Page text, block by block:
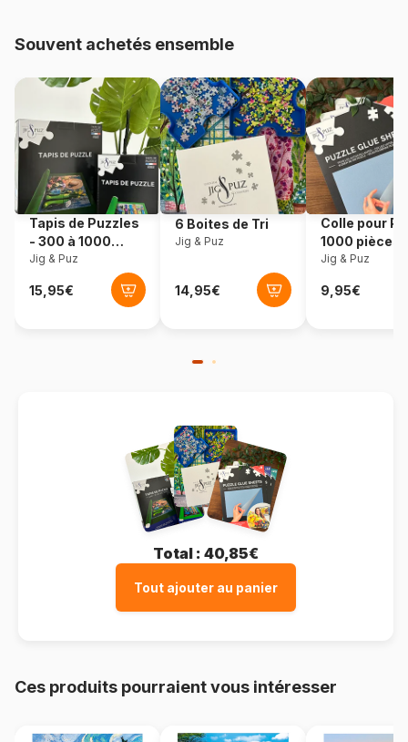
Référence Calypto-7113
EAN 3373910071130
Nombre de pièces 1000 pièces
Dimensions 68 x 48 cm
Souvent achetés ensemble
Tapis de Puzzles
- 300 à 1000
pièces
Jig & Puz
6 Boites de Tri
Jig & Puz
Colle pour
1000 pièces
Jig & Puz
Total : 40,85€
Tout ajouter au panier
Ces produits pourraient vous intéresser